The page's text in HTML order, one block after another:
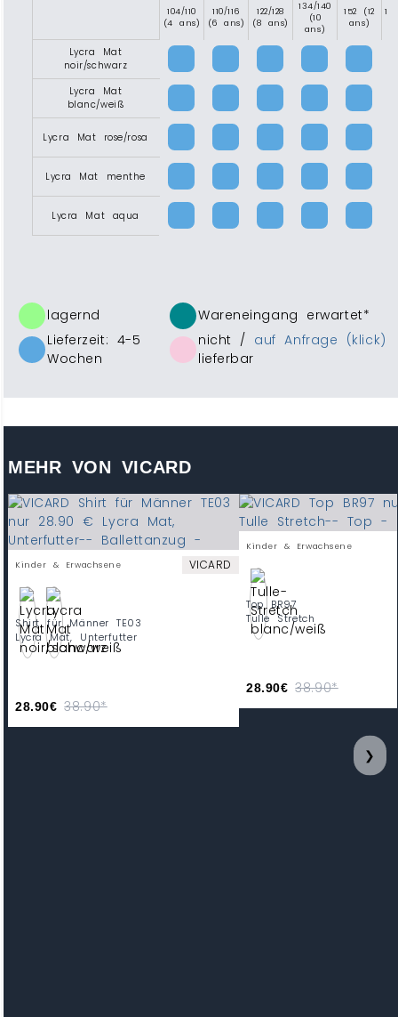
104/110
(4 ans)
110/116
(6 ans)
122/128
(8 ans)
134/140
(10
ans)
152 (12
ans)
Lycra Mat
noir/schwarz
Lycra Mat
blanc/weiß
Lycra Mat rose/rosa
Lycra Mat menthe
Lycra Mat aqua
lagernd
Wareneingang erwartet*
Lieferzeit: 4-5
Wochen
nicht / auf Anfrage (klick)
lieferbar
MEHR VON VICARD
Kinder & Erwachsene VICARD
Shirt für Männer TE03
Lycra Mat, Unterfutter
28.90€ 38.90*
Kinder & Erwachsene
Top BR97
Tulle Stretch
28.90€ 38.90*
❯